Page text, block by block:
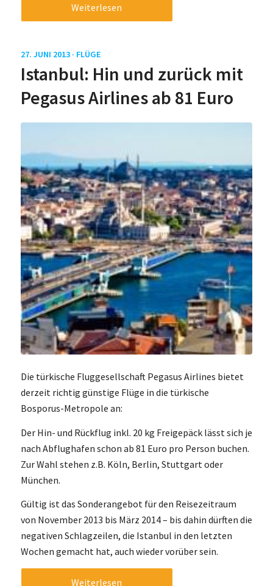
Weiterlesen
27. JUNI 2013 · FLÜGE
Istanbul: Hin und zurück mit
Pegasus Airlines ab 81 Euro
Die türkische Fluggesellschaft Pegasus Airlines bietet
derzeit richtig günstige Flüge in die türkische
Bosporus-Metropole an:
Der Hin- und Rückflug inkl. 20 kg Freigepäck lässt sich je
nach Abflughafen schon ab 81 Euro pro Person buchen.
Zur Wahl stehen z.B. Köln, Berlin, Stuttgart oder
München.
Gültig ist das Sonderangebot für den Reisezeitraum
von November 2013 bis März 2014 – bis dahin dürften die
negativen Schlagzeilen, die Istanbul in den letzten
Wochen gemacht hat, auch wieder vorüber sein.
Weiterlesen